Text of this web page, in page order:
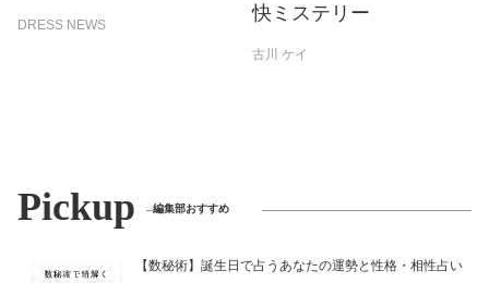
DRESS NEWS
快ミステリー
古川 ケイ
Pickup 編集部おすすめ
【数秘術】誕生日で占うあなたの運勢と性格・相性占い